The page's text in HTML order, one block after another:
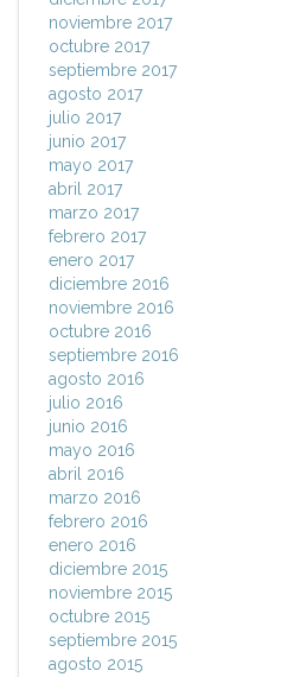
noviembre 2017
octubre 2017
septiembre 2017
agosto 2017
julio 2017
junio 2017
mayo 2017
abril 2017
marzo 2017
febrero 2017
enero 2017
diciembre 2016
noviembre 2016
octubre 2016
septiembre 2016
agosto 2016
julio 2016
junio 2016
mayo 2016
abril 2016
marzo 2016
febrero 2016
enero 2016
diciembre 2015
noviembre 2015
octubre 2015
septiembre 2015
agosto 2015